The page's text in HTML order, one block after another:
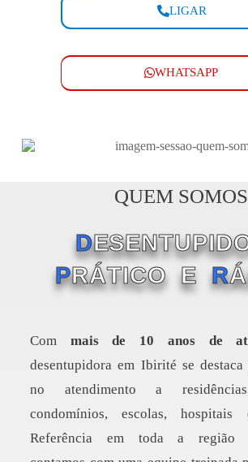
LIGAR
WHATSAPP
QUEM SOMOS
D
PRÁTICO ER
Com mais de 10 anos de
desentupidora em Ibirité se
no atendimento a
condomínios, escolas, hospitais
Referência em toda a região